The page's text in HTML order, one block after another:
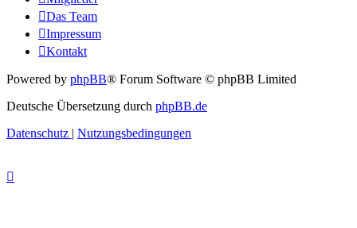
Das Team
Impressum
Kontakt
Powered by phpBB® Forum Software © phpBB Limited
Deutsche Übersetzung durch phpBB.de
Datenschutz | Nutzungsbedingungen